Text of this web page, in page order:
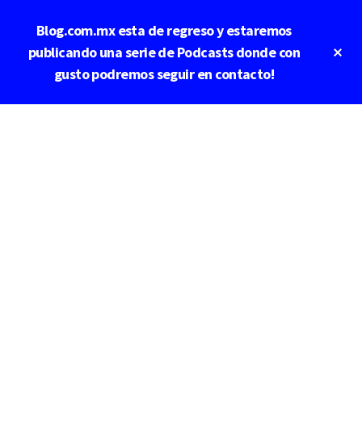
contenido
principal
Blog.com.mx esta de regreso y estaremos
publicando una serie de Podcasts donde con
gusto podremos seguir en contacto!